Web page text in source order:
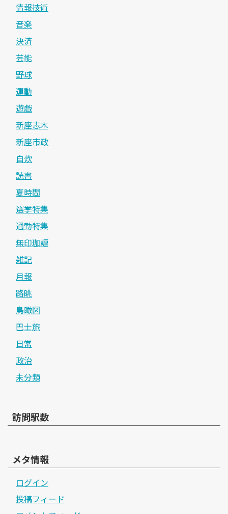
情報技術
音楽
決済
芸能
野球
運動
遊戯
新座志木
新座市政
自炊
読書
夏時間
選挙特集
通勤特集
無印珈竰
雑記
月報
路眺
鳥瞰図
巴士旅
日常
政治
未分類
訪問駅数
メタ情報
ログイン
投稿フィード